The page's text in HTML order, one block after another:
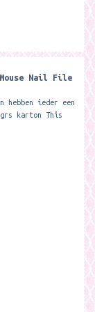
Nail File
ieder een
karton This